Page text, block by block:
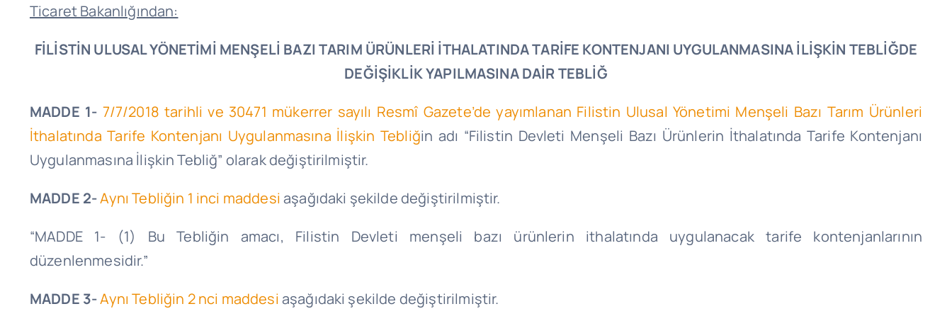
Ticaret Bakanlığından:
FİLİSTİN ULUSAL YÖNETİMİ MENŞELİ BAZI TARIM ÜRÜNLERİ İTHALATINDA TARİFE KONTENJANI UYGULANMASINA İLİŞKİN TEBLİĞDE
DEĞİŞİKLİK YAPILMASINA DAİR TEBLİĞ
MADDE 1- 7/7/2018 tarihli ve 30471 mükerrer sayılı Resmî Gazete’de yayımlanan Filistin Ulusal Yönetimi Menşeli Bazı Tarım Ürünleri
İthalatında Tarife Kontenjanı Uygulanmasına İlişkin Tebliğin adı “Filistin Devleti Menşeli Bazı Ürünlerin İthalatında Tarife Kontenjanı
Uygulanmasına İlişkin Tebliğ” olarak değiştirilmiştir.
MADDE 2-Aynı Tebliğin 1 inci maddesi aşağıdaki şekilde değiştirilmiştir.
“MADDE 1- (1) Bu Tebliğin amacı, Filistin Devleti menşeli bazı ürünlerin ithalatında uygulanacak tarife kontenjanlarının
düzenlenmesidir.”
MADDE 3-Aynı Tebliğin 2 nci maddesi aşağıdaki şekilde değiştirilmiştir.